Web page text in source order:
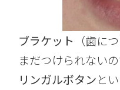
ブラケット
（歯に
まだつけられない
リンガルボタンと